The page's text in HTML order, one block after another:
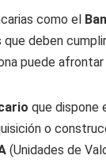
como el
deben
puede
que dispone
o
(Unidades de